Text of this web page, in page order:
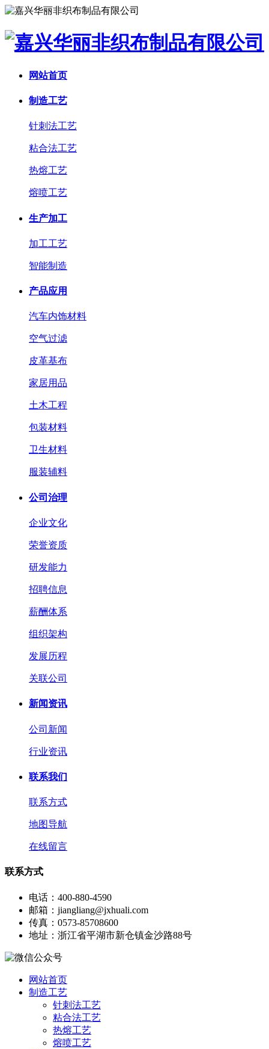
网站首页
制造工艺
针刺法工艺
粘合法工艺
热熔工艺
熔喷工艺
生产加工
加工工艺
智能制造
产品应用
汽车内饰材料
空气过滤
皮革基布
家居用品
土木工程
包装材料
卫生材料
服装辅料
公司治理
企业文化
荣誉资质
研发能力
招聘信息
薪酬体系
组织架构
发展历程
关联公司
新闻资讯
公司新闻
行业资讯
联系我们
联系方式
地图导航
在线留言
联系方式
电话：400-880-4590
邮箱：jiangliang@jxhuali.com
传真：0573-85708600
地址：浙江省平湖市新仓镇金沙路88号
网站首页
制造工艺
针刺法工艺
粘合法工艺
热熔工艺
熔喷工艺